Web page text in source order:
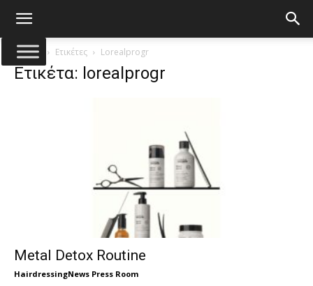
Αρχική Ετικέτες Lorealprogr
Ετικέτα: lorealprogr
Metal Detox Routine
HairdressingNews Press Room